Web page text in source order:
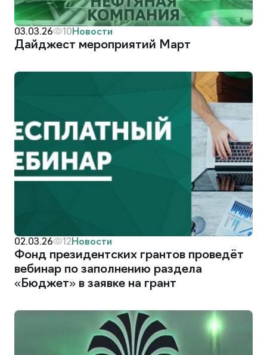
03.03.26 10 Новости
Дайджест мероприятий Март
02.03.26 12 Новости
Фонд президентских грантов проведёт
вебинар по заполнению раздела
«Бюджет» в заявке на грант